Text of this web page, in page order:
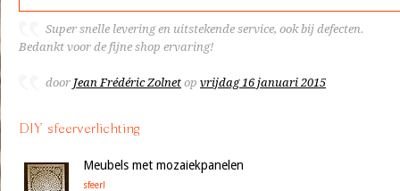
Super snelle levering en uitstekende service, ook bij defecten.
Bedankt voor de fijne shop ervaring!
door Jean Frédéric Zolnet op vrijdag 16 januari 2015
DIY sfeerverlichting
Meubels met mozaiekpanelen
sfeer!